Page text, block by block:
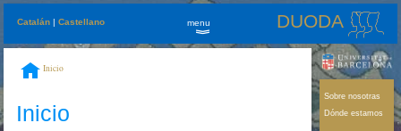
Catalán |Castellano DUODA
menu
»
Inicio
Inicio
Sobre nosotras
Dónde estamos